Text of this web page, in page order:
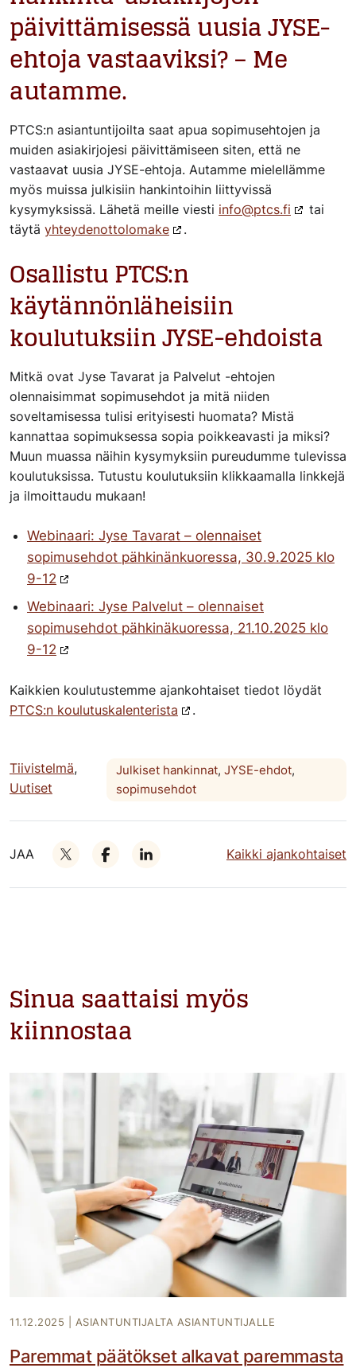
päivittämisessä uusia JYSE-
ehtoja vastaaviksi? – Me
autamme.
PTCS:n asiantuntijoilta saat apua sopimusehtojen ja
muiden asiakirjojesi päivittämiseen siten, että ne
vastaavat uusia JYSE-ehtoja. Autamme mielellämme
myös muissa julkisiin hankintoihin liittyvissä
kysymyksissä. Lähetä meille viesti info@ptcs.fi
tai
täytä yhteydenottolomake .
Osallistu PTCS:n
käytännönläheisiin
koulutuksiin JYSE-ehdoista
Mitkä ovat Jyse Tavarat ja Palvelut -ehtojen
olennaisimmat sopimusehdot ja mitä niiden
soveltamisessa tulisi erityisesti huomata? Mistä
kannattaa sopimuksessa sopia poikkeavasti ja miksi?
Muun muassa näihin kysymyksiin pureudumme tulevissa
koulutuksissa. Tutustu koulutuksiin klikkaamalla linkkejä
ja ilmoittaudu mukaan!
Webinaari: Jyse Tavarat – olennaiset
sopimusehdot pähkinänkuoressa, 30.9.2025 klo
9-12
Webinaari: Jyse Palvelut – olennaiset
sopimusehdot pähkinäkuoressa, 21.10.2025 klo
9-12
Kaikkien koulutustemme ajankohtaiset tiedot löydät
PTCS:n koulutuskalenterista
.
Tiivistelmä,
Uutiset
Julkiset hankinnat, JYSE-ehdot,
sopimusehdot
JAA Kaikki ajankohtaiset
Sinua saattaisi myös
kiinnostaa
11.12.2025 ASIANTUNTIJALTA ASIANTUNTIJALLE
Paremmat päätökset alkavat paremmasta